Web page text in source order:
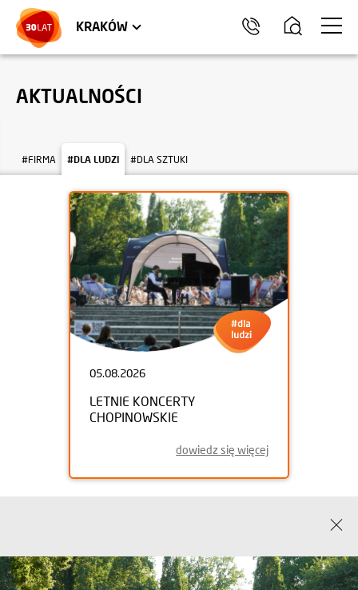
KRAKÓW
TRÓJMIASTO
LOKALE USŁUGOWE
AKTUALNOŚCI
#FIRMA #DLA LUDZI #DLA SZTUKI
05.08.2026
LETNIE KONCERTY
CHOPINOWSKIE
dowiedz się więcej